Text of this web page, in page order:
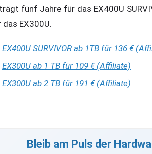
fünf Jahre für das EX400U
das EX300U.
EX400U SURVIVOR ab 1TB für 136 €
EX300U ab 1 TB für 109 € (Affiliate)
EX300U ab 2 TB für 191 € (Affiliate)
Bleib am Puls der